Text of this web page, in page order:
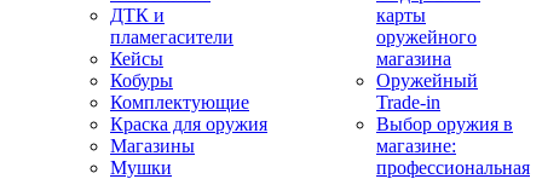
ДТК и
пламегасители
Кейсы
Кобуры
Комплектующие
Краска для оружия
Магазины
Мушки
карты
оружейного
магазина
Оружейный
Trade-in
Выбор оружия в
магазине:
профессиональная